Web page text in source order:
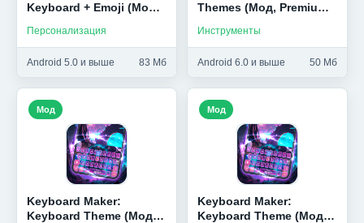
Keyboard + Emoji (Мод,
Персонализация
Android 5.0 и выше 83 Мб
Themes (Мод, Premium
Инструменты
Android 6.0 и выше 50 Мб
Keyboard Maker:
Keyboard Theme (Мод,
Мод
Keyboard Maker:
Keyboard Theme (Мод,
Мод